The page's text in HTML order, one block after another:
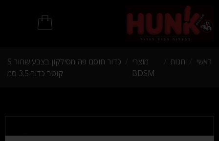
ראשי חנות
מוצרי
BDSM
כדור חוסם פה מסילקון בצבע שחור S
קוטר כדור 3.5 סמ